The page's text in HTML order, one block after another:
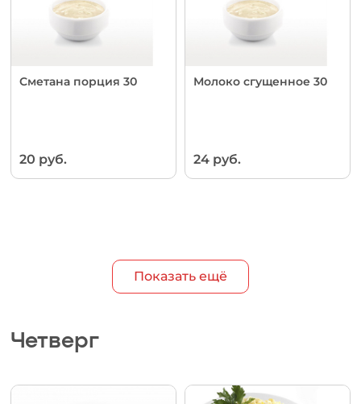
Сметана порция 30
20 руб.
Молоко сгущенное 30
24 руб.
Показать ещё
Четверг